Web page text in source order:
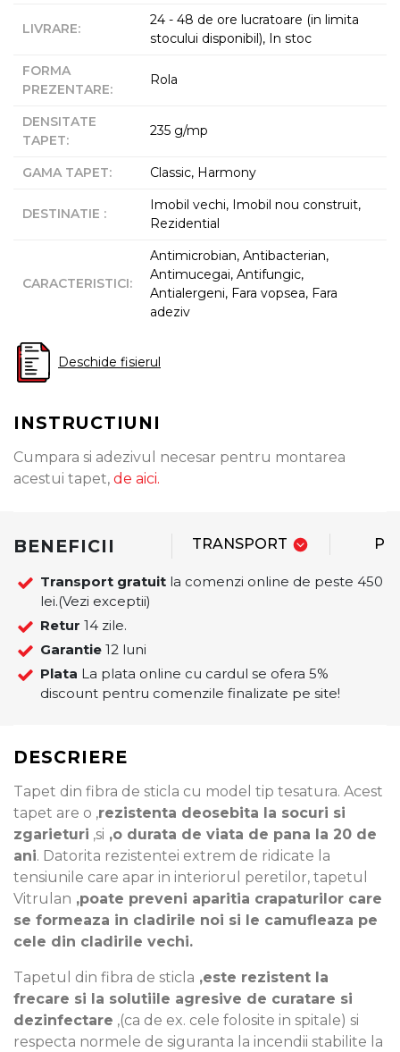
LIVRARE:
24 - 48 de ore lucratoare (in limita
stocului disponibil), In stoc
FORMA
PREZENTARE:
Rola
DENSITATE
TAPET:
235 g/mp
GAMA TAPET: Classic, Harmony
DESTINATIE :
Imobil vechi, Imobil nou construit,
Rezidential
CARACTERISTICI:
Antimicrobian, Antibacterian,
Antimucegai, Antifungic,
Antialergeni, Fara vopsea, Fara
adeziv
Deschide fisierul
INSTRUCTIUNI
Cumpara si adezivul necesar pentru montarea
acestui tapet, de aici.
BENEFICII TRANSPORT
Transport gratuit la comenzi online de peste 450
lei.(Vezi exceptii)
Retur 14 zile.
Garantie 12 luni
Plata La plata online cu cardul se ofera 5%
discount pentru comenzile finalizate pe site!
DESCRIERE
Tapet din fibra de sticla cu model tip tesatura. Acest
tapet are o ,rezistenta deosebita la socuri si
zgarieturi ,si ,o durata de viata de pana la 20 de
ani. Datorita rezistentei extrem de ridicate la
tensiunile care apar in interiorul peretilor, tapetul
Vitrulan ,poate preveni aparitia crapaturilor care
se formeaza in cladirile noi si le camufleaza pe
cele din cladirile vechi.
Tapetul din fibra de sticla ,este rezistent la
frecare si la solutiile agresive de curatare si
dezinfectare ,(ca de ex. cele folosite in spitale) si
respecta normele de siguranta la incendii stabilite la